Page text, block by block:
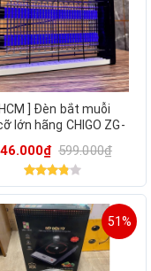
] Đèn bắt muỗi
lớn hãng CHIGO ZG-
599.000₫
51%